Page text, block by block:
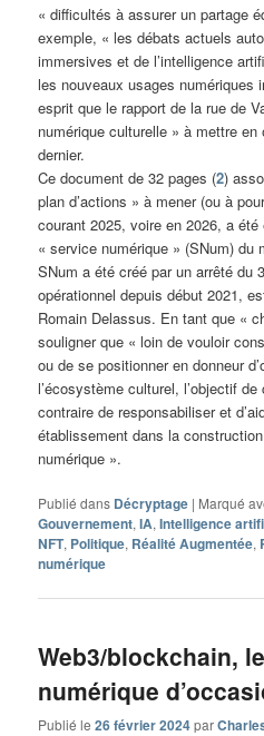
« difficultés à assurer un partage
exemple, « les débats actuels
immersives et de l’intelligence
les nouveaux usages numériques
esprit que le rapport de la rue de
numérique culturelle » à mettre
dernier.
Ce document de 32 pages (2)
plan d’actions » à mener (ou à
courant 2025, voire en 2026, a
« service numérique » (SNum) du
SNum a été créé par un arrêté du
opérationnel depuis début 2021,
Romain Delassus. En tant que «
souligner que « loin de vouloir
ou de se positionner en donneur
l’écosystème culturel, l’objectif
contraire de responsabiliser et
établissement dans la
numérique ».
Publié dans Décryptage | Marqué
Gouvernement,IA,Intelligence
NFT, Politique, Réalité Augmentée,
numérique
Web3/blockchain,
numérique
Publié le26 février 2024par